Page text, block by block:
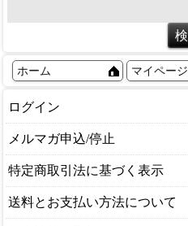
ホーム マイページ
ログイン
メルマガ申込/停止
特定商取引法に基づく表示
送料とお支払い方法について